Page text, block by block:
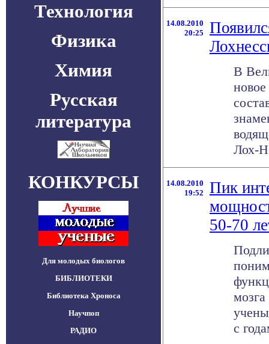
Технология
Физика
Химия
Русская
литература
КОНКУРСЫ
Для молодых биологов
БИБЛИОТЕКИ
Библиотека Хроноса
Научпоп
РАДИО
14.08.2010
20:25
В
Лох-
14.08.2010
19:52
Пик
50-70
с